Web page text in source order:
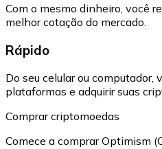
Com o mesmo dinheiro, você
melhor cotação do mercado.
Rápido
Do seu celular ou computador,
plataformas e adquirir suas
Comprar criptomoedas
Comece a comprar Optimism